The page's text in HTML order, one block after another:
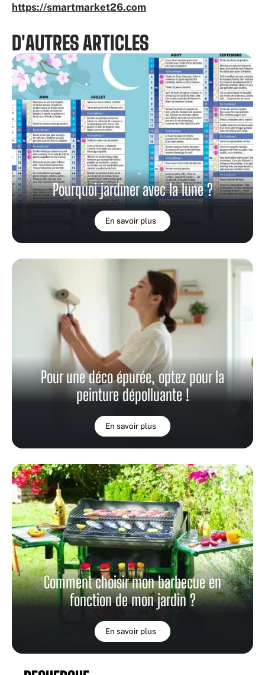
https://smartmarket26.com
D'AUTRES ARTICLES
Pourquoi jardiner avec la lune ?
En savoir plus
Pour une déco épurée, optez pour la
peinture dépolluante !
En savoir plus
Comment choisir mon barbecue en
fonction de mon jardin ?
En savoir plus